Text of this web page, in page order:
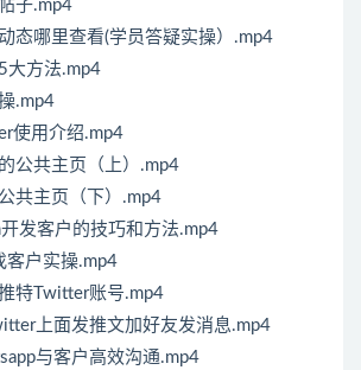
子.mp4
态哪里查看(学员答疑实操）.mp4
大方法.mp4
.mp4
使用介绍.mp4
公共主页（上）.mp4
共主页（下）.mp4
发客户的技巧和方法.mp4
客户实操.mp4
特Twitter账号.mp4
上面发推文加好友发消息.mp4
与客户高效沟通.mp4